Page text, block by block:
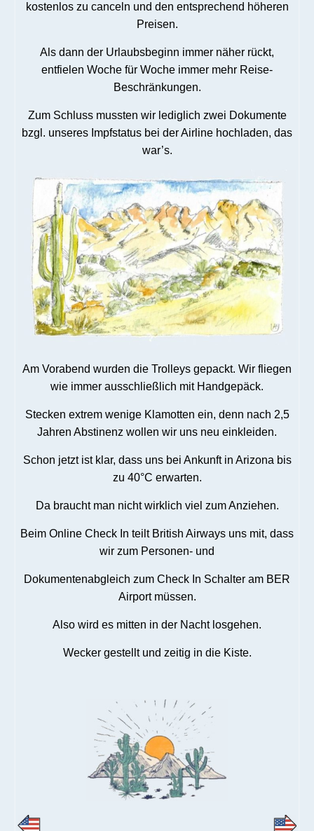
kostenlos zu canceln und den entsprechend höheren
Preisen.
Als dann der Urlaubsbeginn immer näher rückt,
entfielen Woche für Woche immer mehr Reise-
Beschränkungen.
Zum Schluss mussten wir lediglich zwei Dokumente
bzgl. unseres Impfstatus bei der Airline hochladen, das
war’s.
Am Vorabend wurden die Trolleys gepackt. Wir fliegen
wie immer ausschließlich mit Handgepäck.
Stecken extrem wenige Klamotten ein, denn nach 2,5
Jahren Abstinenz wollen wir uns neu einkleiden.
Schon jetzt ist klar, dass uns bei Ankunft in Arizona bis
zu 40°C erwarten.
Da braucht man nicht wirklich viel zum Anziehen.
Beim Online Check In teilt British Airways uns mit, dass
wir zum Personen- und
Dokumentenabgleich zum Check In Schalter am BER
Airport müssen.
Also wird es mitten in der Nacht losgehen.
Wecker gestellt und zeitig in die Kiste.